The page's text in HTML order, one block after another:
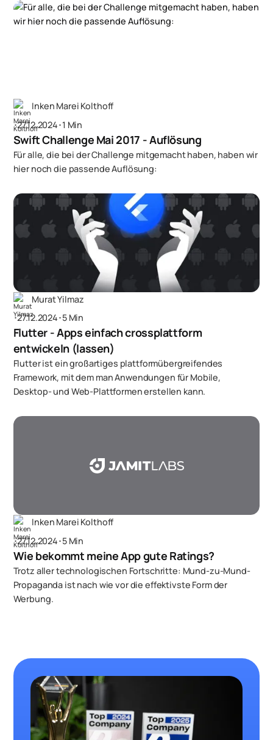
Inken Marei Kolthoff
･27.12.2024･1 Min
Swift Challenge Mai 2017 - Auflösung
Für alle, die bei der Challenge mitgemacht haben, haben wir
hier noch die passende Auflösung:
Murat Yilmaz
･27.12.2024･5 Min
Flutter - Apps einfach crossplattform
entwickeln (lassen)
Flutter ist ein großartiges plattformübergreifendes
Framework, mit dem man Anwendungen für Mobile,
Desktop- und Web-Plattformen erstellen kann.
Inken Marei Kolthoff
･27.12.2024･5 Min
Wie bekommt meine App gute Ratings?
Trotz aller technologischen Fortschritte: Mund-zu-Mund-
Propaganda ist nach wie vor die effektivste Form der
Werbung.